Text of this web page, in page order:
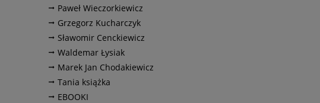
Paweł Wieczorkiewicz
Grzegorz Kucharczyk
Sławomir Cenckiewicz
Waldemar Łysiak
Marek Jan Chodakiewicz
Tania książka
EBOOKI